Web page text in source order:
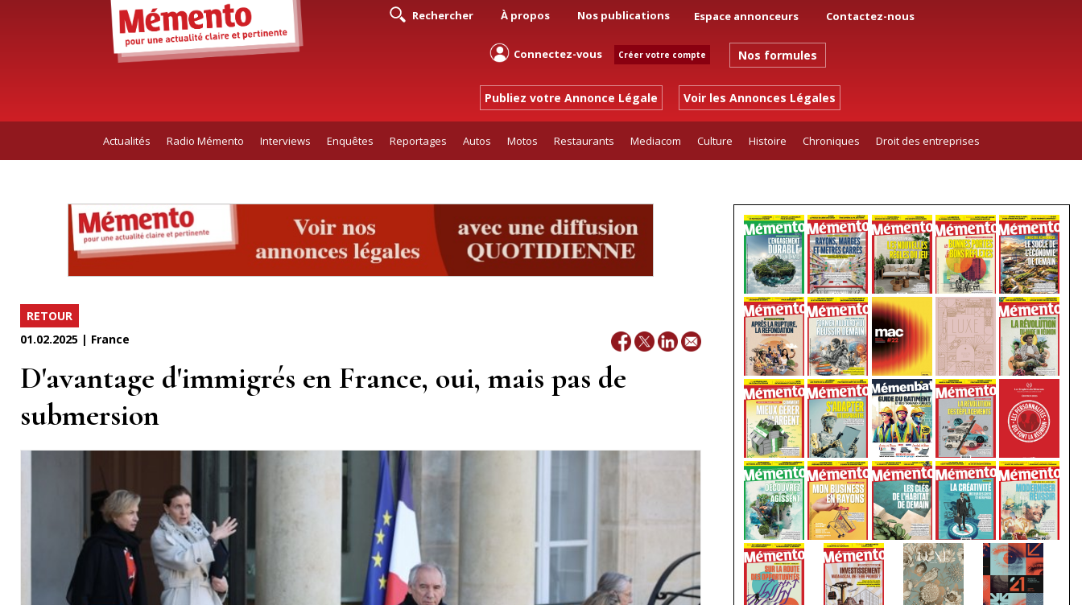
Rechercher À propos Nos publications Espace annonceurs Contactez-nous
Connectez-vous Créer votre compte Nos formules
Publiez votre Annonce Légale Voir les Annonces Légales
Actualités Radio Mémento Interviews Enquêtes Reportages Autos Motos Restaurants Mediacom Culture Histoire Chroniques Droit des entreprises
RETOUR
01.02.2025 | France
D'avantage d'immigrés en France, oui, mais pas de
submersion